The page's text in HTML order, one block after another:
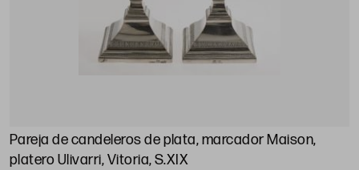
Pareja de candeleros de plata, marcador Maison,
platero Ulivarri, Vitoria, S.XIX